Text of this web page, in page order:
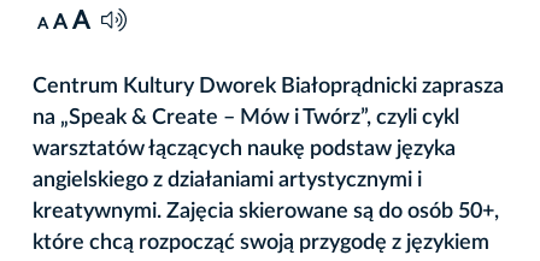
A A A
Centrum Kultury Dworek Białoprądnicki zaprasza
na „Speak & Create – Mów i Twórz”, czyli cykl
warsztatów łączących naukę podstaw języka
angielskiego z działaniami artystycznymi i
kreatywnymi. Zajęcia skierowane są do osób 50+,
które chcą rozpocząć swoją przygodę z językiem